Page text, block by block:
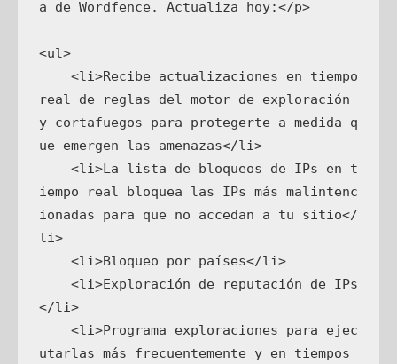
a de Wordfence. Actualiza hoy:</p>
<ul>
real de reglas del motor de exploración
y cortafuegos para protegerte a medida q
ue emergen las amenazas</li>
iempo real bloquea las IPs más malintenc
ionadas para que no accedan a tu sitio</
li>
</li>
utarlas más frecuentemente y en tiempos